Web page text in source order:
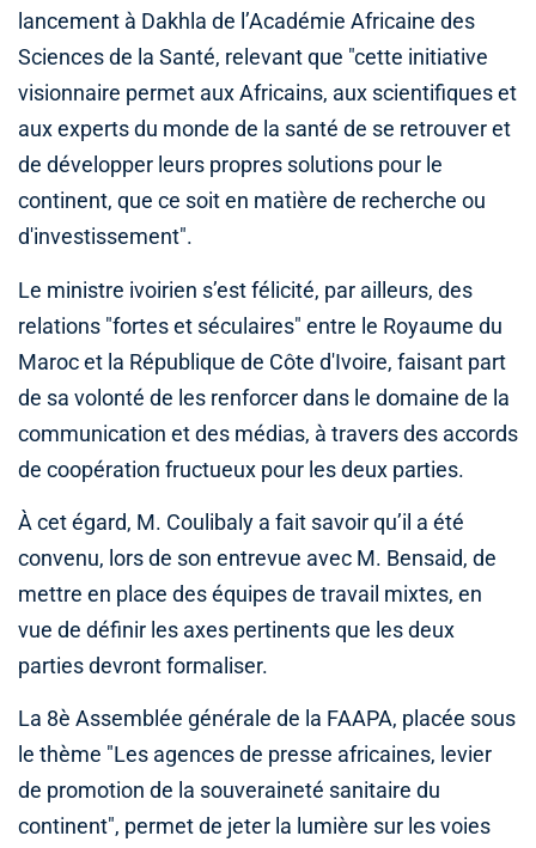
lancement à Dakhla de l’Académie Africaine des
Sciences de la Santé, relevant que "cette initiative
visionnaire permet aux Africains, aux scientifiques et
aux experts du monde de la santé de se retrouver et
de développer leurs propres solutions pour le
continent, que ce soit en matière de recherche ou
d'investissement".
Le ministre ivoirien s’est félicité, par ailleurs, des
relations "fortes et séculaires" entre le Royaume du
Maroc et la République de Côte d'Ivoire, faisant part
de sa volonté de les renforcer dans le domaine de la
communication et des médias, à travers des accords
de coopération fructueux pour les deux parties.
À cet égard, M. Coulibaly a fait savoir qu’il a été
convenu, lors de son entrevue avec M. Bensaid, de
mettre en place des équipes de travail mixtes, en
vue de définir les axes pertinents que les deux
parties devront formaliser.
La 8è Assemblée générale de la FAAPA, placée sous
le thème "Les agences de presse africaines, levier
de promotion de la souveraineté sanitaire du
continent", permet de jeter la lumière sur les voies